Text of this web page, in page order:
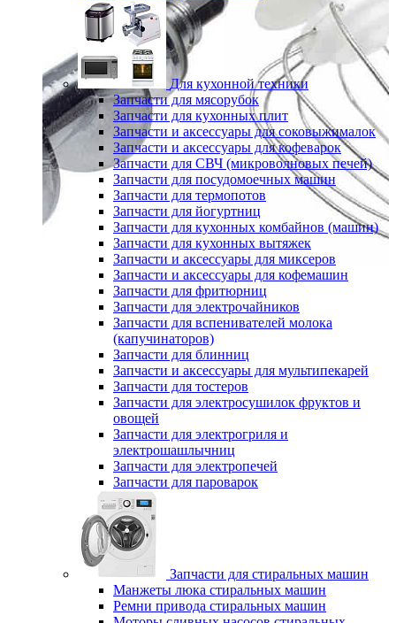
Для кухонной техники
Запчасти для мясорубок
Запчасти для кухонных плит
Запчасти и аксессуары для соковыжималок
Запчасти и аксессуары для кофеварок
Запчасти для СВЧ (микроволновых печей)
Запчасти для посудомоечных машин
Запчасти для термопотов
Запчасти для йогуртниц
Запчасти для кухонных комбайнов (машин)
Запчасти для кухонных вытяжек
Запчасти и аксессуары для миксеров
Запчасти и аксессуары для кофемашин
Запчасти для фритюрниц
Запчасти для электрочайников
Запчасти для вспенивателей молока
(капучинаторов)
Запчасти для блинниц
Запчасти и аксессуары для мультипекарей
Запчасти для тостеров
Запчасти для электросушилок фруктов и
овощей
Запчасти для электрогриля и
электрошашлычниц
Запчасти для электропечей
Запчасти для пароварок
Запчасти для стиральных машин
Манжеты люка стиральных машин
Ремни привода стиральных машин